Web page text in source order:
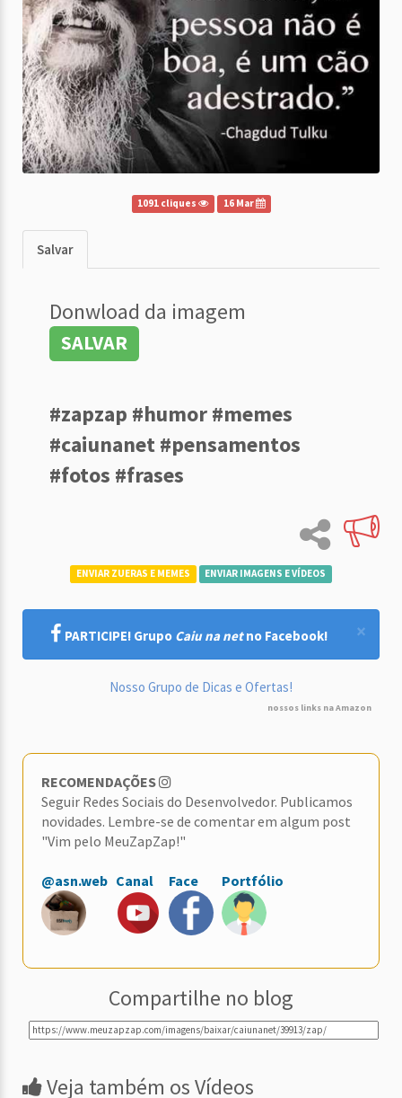
1091 cliques 16 Mar
Salvar
Donwload da imagem
SALVAR
#zapzap #humor #memes
#caiunanet #pensamentos
#fotos #frases
ENVIAR ZUERAS E MEMES ENVIAR IMAGENS E VÍDEOS
×
PARTICIPE! Grupo Caiu na netno Facebook!
Nosso Grupo de Dicas e Ofertas!
nossos links na Amazon
RECOMENDAÇÕES
Seguir Redes Sociais do Desenvolvedor. Publicamos
novidades. Lembre-se de comentar em algum post
"Vim pelo MeuZapZap!"
@asn.web Canal Face Portfólio
Compartilhe no blog
Veja também os Vídeos